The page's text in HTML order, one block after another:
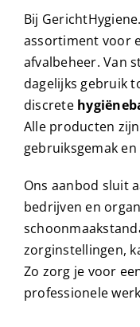
Bij
assortiment voor
afvalbeheer. Van
dagelijks gebruik
discrete
Alle producten
gebruiksgemak
Ons aanbod sluit
bedrijven en
zorginstellingen,
Zo zorg je voor
professionele